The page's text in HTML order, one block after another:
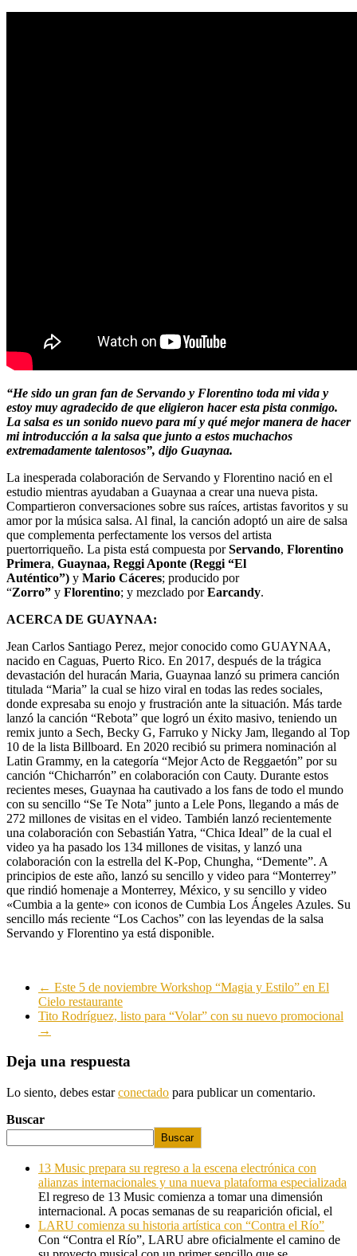
“He sido un gran fan de Servando y Florentino toda mi vida y
estoy muy agradecido de que eligieron hacer esta pista conmigo.
La salsa es un sonido nuevo para mí y qué mejor manera de hacer
mi introducción a la salsa que junto a estos muchachos
extremadamente talentosos”, dijo Guaynaa.
La inesperada colaboración de Servando y Florentino nació en el
estudio mientras ayudaban a Guaynaa a crear una nueva pista.
Compartieron conversaciones sobre sus raíces, artistas favoritos y su
amor por la música salsa. Al final, la canción adoptó un aire de salsa
que complementa perfectamente los versos del artista
puertorriqueño. La pista está compuesta porServando, Florentino
Primera, Guaynaa, Reggi Aponte (Reggi “El
Auténtico”) y Mario Cáceres; producido por
“Zorro” y Florentino; y mezclado porEarcandy.
ACERCA DE GUAYNAA:
Jean Carlos Santiago Perez, mejor conocido como GUAYNAA,
nacido en Caguas, Puerto Rico. En 2017, después de la trágica
devastación del huracán Maria, Guaynaa lanzó su primera canción
titulada “Maria” la cual se hizo viral en todas las redes sociales,
donde expresaba su enojo y frustración ante la situación. Más tarde
lanzó la canción “Rebota” que logró un éxito masivo, teniendo un
remix junto a Sech, Becky G, Farruko y Nicky Jam, llegando al Top
10 de la lista Billboard. En 2020 recibió su primera nominación al
Latin Grammy, en la categoría “Mejor Acto de Reggaetón” por su
canción “Chicharrón” en colaboración con Cauty. Durante estos
recientes meses, Guaynaa ha cautivado a los fans de todo el mundo
con su sencillo “Se Te Nota” junto a Lele Pons, llegando a más de
272 millones de visitas en el video. También lanzó recientemente
una colaboración con Sebastián Yatra, “Chica Ideal” de la cual el
video ya ha pasado los 134 millones de visitas, y lanzó una
colaboración con la estrella del K-Pop, Chungha, “Demente”. A
principios de este año, lanzó su sencillo y video para “Monterrey”
que rindió homenaje a Monterrey, México, y su sencillo y video
«Cumbia a la gente» con iconos de Cumbia Los Ángeles Azules. Su
sencillo más reciente “Los Cachos” con las leyendas de la salsa
Servando y Florentino ya está disponible.
← Este 5 de noviembre Workshop “Magia y Estilo” en El
Cielo restaurante
Tito Rodríguez, listo para “Volar” con su nuevo promocional
→
Deja una respuesta
Lo siento, debes estarconectado para publicar un comentario.
Buscar
Buscar
13 Music prepara su regreso a la escena electrónica con
alianzas internacionales y una nueva plataforma especializada
El regreso de 13 Music comienza a tomar una dimensión
internacional. A pocas semanas de su reaparición oficial, el
LARU comienza su historia artística con “Contra el Río”
Con “Contra el Río”, LARU abre oficialmente el camino de